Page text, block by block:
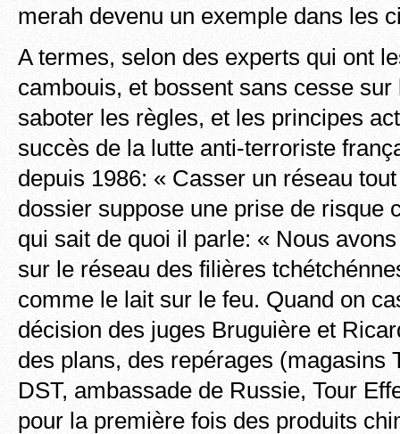
merah devenu un exemple dans les
A termes, selon des experts qui ont
cambouis, et bossent sans cesse
saboter les règles, et les principes
succès de la lutte anti-terroriste
depuis 1986: « Casser un réseau
dossier suppose une prise de risque
qui sait de quoi il parle: « Nous
sur le réseau des filières
comme le lait sur le feu. Quand on
décision des juges Bruguière et
des plans, des repérages (magasins
DST, ambassade de Russie, Tour
pour la première fois des produits